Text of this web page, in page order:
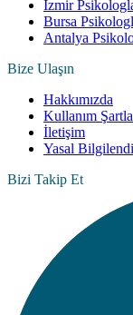
İzmir
Bursa
Antalya
Bize Ulaşın
Hakkımızda
Kullanım
İletişim
Yasal
Bizi Takip Et